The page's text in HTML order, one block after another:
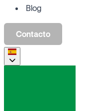
Blog
Contacto